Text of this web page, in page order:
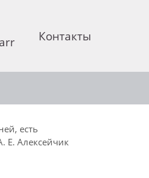
Контакты
есть
Е. Алексейчик